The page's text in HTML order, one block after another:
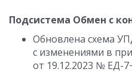
Подсистема Обмен с
Обновлена схема
с изменениями в
от 19.12.2023 № ЕД-